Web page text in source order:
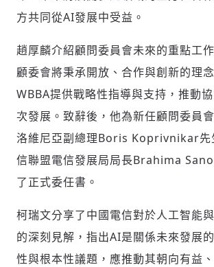
方共同從AI發展中受益。
趙厚麟介紹顧問委員會未來的重點工
顧委會將秉承開放、合作與創新的理
WBBA提供戰略性指導與支持，推動
次發展。致辭後，他為新任顧問委
洛維尼亞副總理Boris Koprivnikar先
信聯盟電信發展局局長Brahima
了正式委任書。
柯瑞文分享了中國電信對於人工智能
的深刻見解，指出AI是關係未來發展
性與根本性議題，應推動其朝向有益